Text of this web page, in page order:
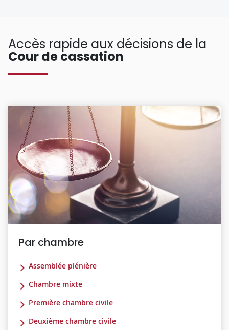
Accès rapide aux décisions de la
Cour de cassation
Par chambre
Assemblée plénière
Chambre mixte
Première chambre civile
Deuxième chambre civile